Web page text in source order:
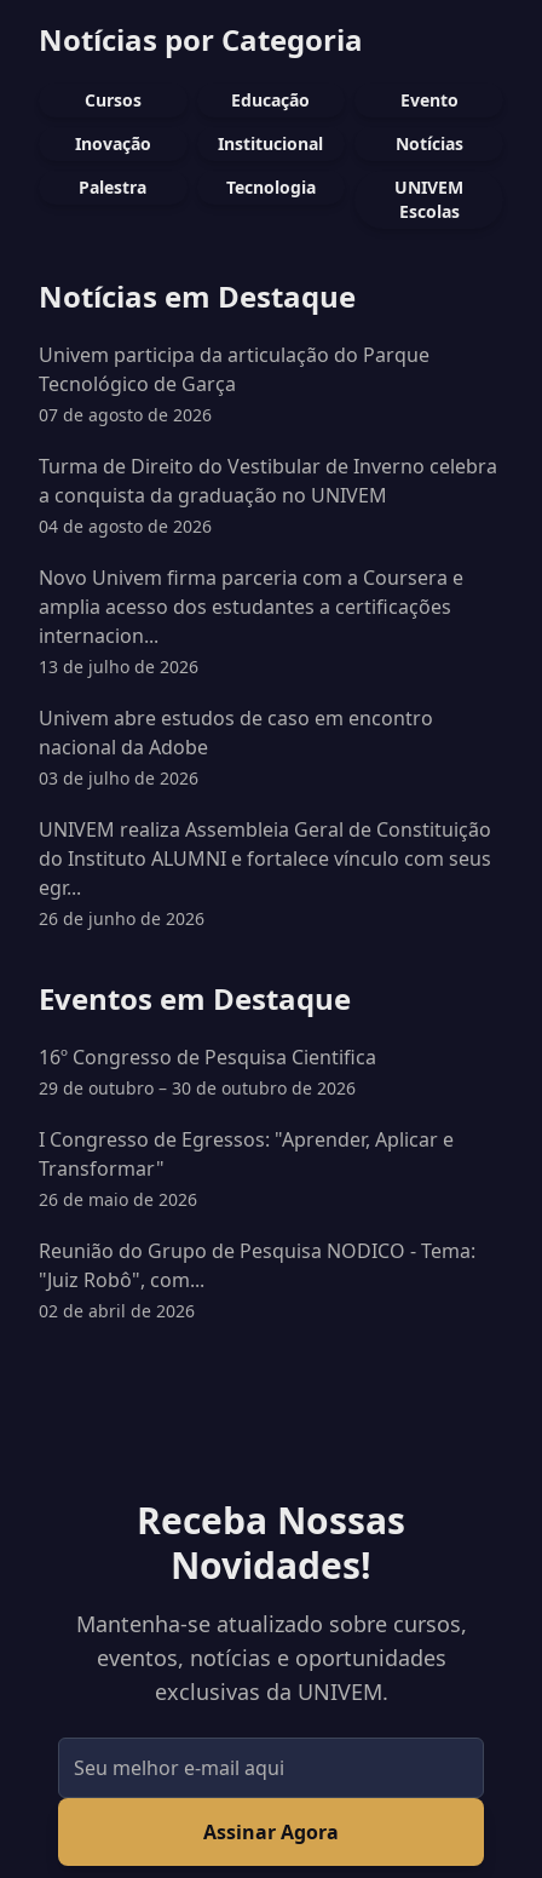
Notícias por Categoria
Cursos Educação
Evento
Inovação
Institucional
Notícias
Palestra
Tecnologia
UNIVEM
Escolas
Notícias em Destaque
Univem participa da articulação do Parque
Tecnológico de Garça
07 de agosto de 2026
Turma de Direito do Vestibular de Inverno celebra
a conquista da graduação no UNIVEM
04 de agosto de 2026
Novo Univem firma parceria com a Coursera e
amplia acesso dos estudantes a certificações
internacion...
13 de julho de 2026
Univem abre estudos de caso em encontro
nacional da Adobe
03 de julho de 2026
UNIVEM realiza Assembleia Geral de Constituição
do Instituto ALUMNI e fortalece vínculo com seus
egr...
26 de junho de 2026
Eventos em Destaque
16º Congresso de Pesquisa Cientifica
29 de outubro – 30 de outubro de 2026
I Congresso de Egressos: "Aprender, Aplicar e
Transformar"
26 de maio de 2026
Reunião do Grupo de Pesquisa NODICO - Tema:
"Juiz Robô", com...
02 de abril de 2026
Receba Nossas
Novidades!
Mantenha-se atualizado sobre cursos,
eventos, notícias e oportunidades
exclusivas da UNIVEM.
Assinar Agora